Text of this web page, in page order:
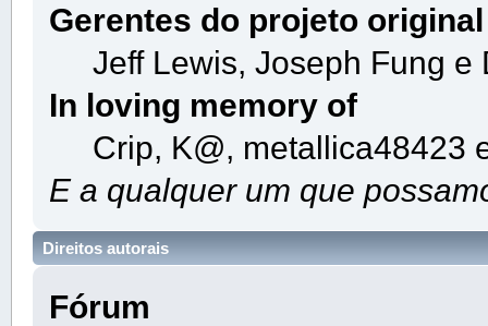
Gerentes do projeto original
Jeff Lewis, Joseph Fung e
In loving memory of
Crip, K@, metallica48423
E a qualquer um que
Direitos autorais
Fórum